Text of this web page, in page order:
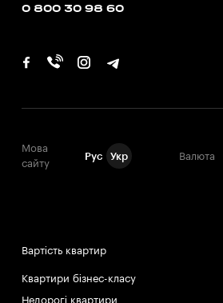
0 800 30 98 60
Мова
сайту
Рус Укр Валюта
Вартість квартир
Квартири бізнес-класу
Недорогі квартири